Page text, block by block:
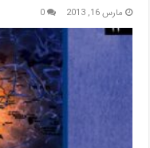
مارس 16, 2013 0